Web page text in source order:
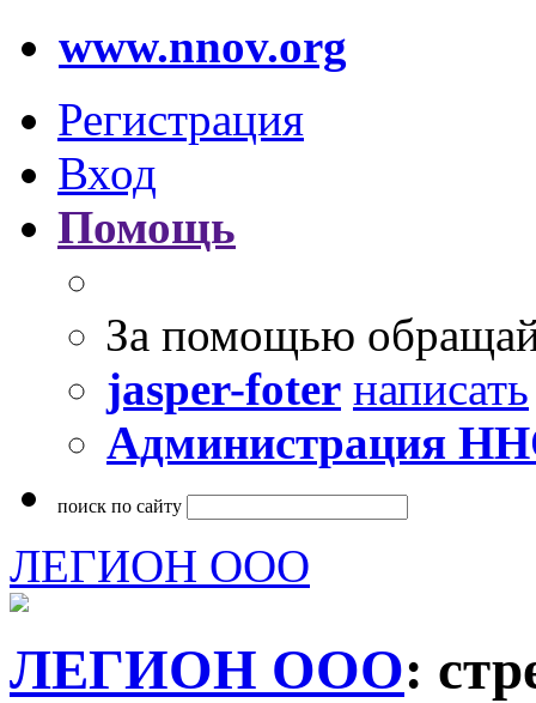
www.nnov.org
Регистрация
Вход
Помощь
За помощью
jasper-foter написать
Администрация
поиск по сайту
ЛЕГИОН ООО
ЛЕГИОН ООО: